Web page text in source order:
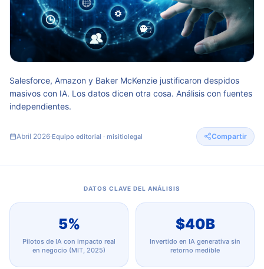
Salesforce, Amazon y Baker McKenzie justificaron despidos
masivos con IA. Los datos dicen otra cosa. Análisis con fuentes
independientes.
Abril 2026·Equipo editorial · misitiolegal Compartir
DATOS CLAVE DEL ANÁLISIS
5%
Pilotos de IA con impacto real
en negocio (MIT, 2025)
$40B
Invertido en IA generativa sin
retorno medible